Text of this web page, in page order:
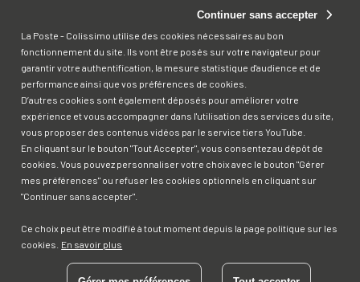
FAQ
Contact
Pied
de
page
Accessibilité : Non conforme
Cookies
Continuer sans accepter
La Poste - Colissimo utilise des cookies nécessaires au bon
fonctionnement du site. Ils vont être posés sur votre navigateur pour
garantir votre authentification, la mesure statistique d'audience et de
performance ainsi que vos préférences de cookies.
D’autres cookies sont également déposés pour améliorer votre
expérience et vous accompagner dans l'utilisation des services du site,
vous proposer des contenus vidéos par le service tiers YouTube.
En cliquant sur le bouton "Tout Accepter", vous consentez au dépôt de
cookies. Vous pouvez personnaliser votre choix avec le bouton "Gérer
mes préférences" ou refuser les cookies optionnels en cliquant sur
"Continuer sans accepter".
Ce choix peut être modifié à tout moment depuis la page politique sur les
cookies. En savoir plus